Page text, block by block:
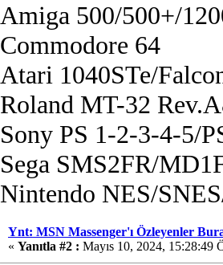
Amiga 500/500+/
Commodore 64
Atari 1040STe/
Roland MT-32
Sony PS 1-2-3-4-5/
Sega SMS2FR/
Nintendo NES/
Ynt: MSN Massenger'ı Özleyenler
« Yanıtla #2 : Mayıs 10, 2024, 15:28:49